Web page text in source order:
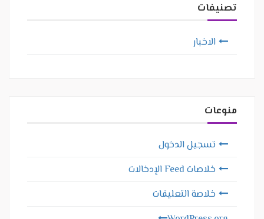
تصنيفات
الاخبار
منوعات
تسجيل الدخول
خلاصات Feed الإدخالات
خلاصة التعليقات